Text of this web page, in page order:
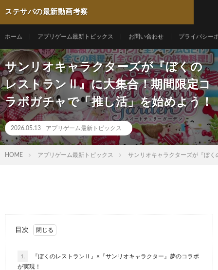
ステサバの最新動画考察
ホーム アプリゲーム最新トピックス お問い合わせ プライバシー
サンリオキャラクターズが『ぼくの
レストランⅡ』に大集合！期間限定コ
ラボガチャで「推し活」を始めよう！
2026.05.13 アプリゲーム最新トピックス
HOME アプリゲーム最新トピックス サンリオキャラクターズが『ぼ
目次
1.
『ぼくのレストランⅡ』×『サンリオキャラクター』夢のコラボ
が実現！